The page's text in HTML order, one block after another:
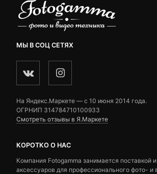
МЫ В СОЦ СЕТЯХ
На Яндекс.Маркете — c 10 июня 2014 года.
ОГРНИП 314784710100933
Смотреть отзывы в Я.Маркете
КОРОТКО О НАС
Компания Fotogamma занимается поставкой
аксессуаров для профессионального фото- и